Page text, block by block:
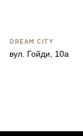
DREAM CITY
вул. Гойди, 10а